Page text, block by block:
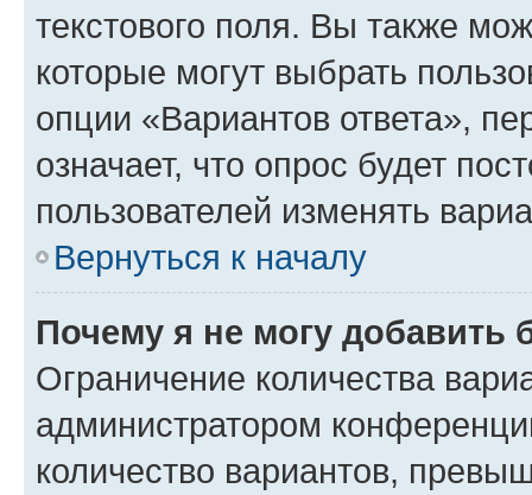
текстового поля. Вы также
которые могут выбрать
опции «Вариантов ответа»,
означает, что опрос будет
пользователей изменять
Вернуться к началу
Почему я не могу добавить
Ограничение количества
администратором
количество вариантов,